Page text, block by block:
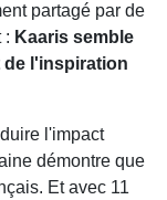
partagé par de
: Kaaris semble
de l'inspiration
l'impact
démontre que
Et avec 11